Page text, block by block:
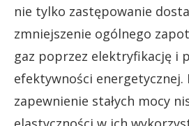
nie tylko zastępowanie
zmniejszenie ogólnego
gaz poprzez elektryfikację i
efektywności
zapewnienie stałych mocy